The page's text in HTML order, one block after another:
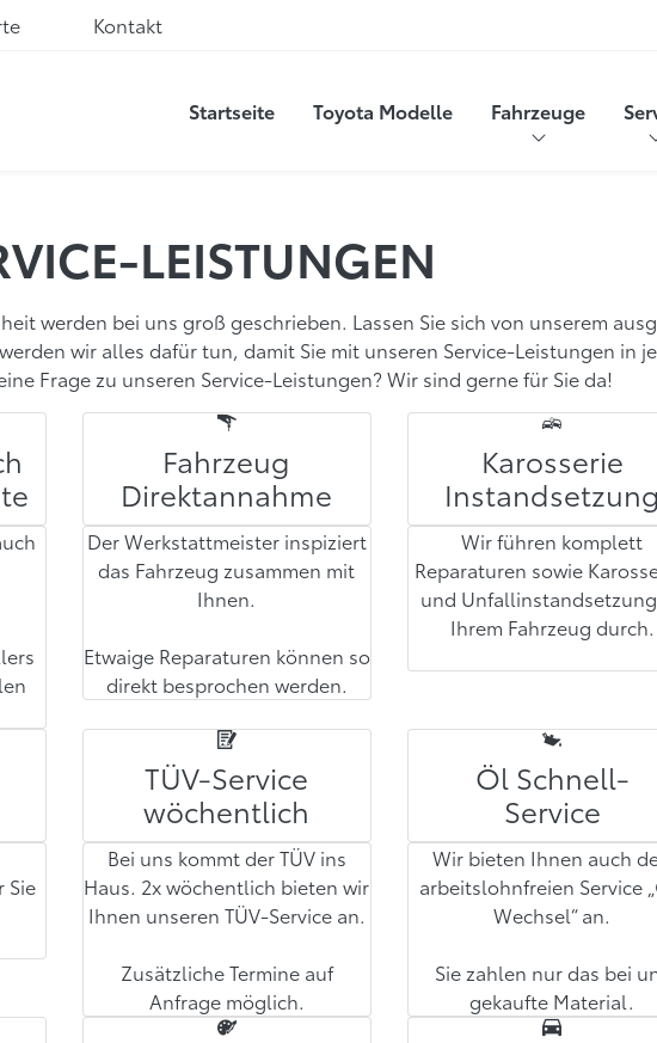
Kontakt
Startseite Toyota Modelle Fahrzeuge
LEISTUNGEN
werden bei uns groß geschrieben. Lassen Sie sich von unserem
wir alles dafür tun, damit Sie mit unseren Service-Leistungen in
Frage zu unseren Service-Leistungen? Wir sind gerne für Sie da!
Fahrzeug
Direktannahme
Der Werkstattmeister inspiziert
das Fahrzeug zusammen mit
Ihnen.
Etwaige Reparaturen können so
direkt besprochen werden.
Karosserie
Wir führen komplett
Reparaturen sowie
und
Ihrem Fahrzeug durch.
Sie
TÜV-Service
wöchentlich
Bei uns kommt der TÜV ins
Haus. 2x wöchentlich bieten wir
Ihnen unseren TÜV-Service an.
Zusätzliche Termine auf
Anfrage möglich.
Öl Schnell-
Service
Wir bieten Ihnen auch
arbeitslohnfreien Service
Wechsel“ an.
Sie zahlen nur das bei
gekaufte Material.